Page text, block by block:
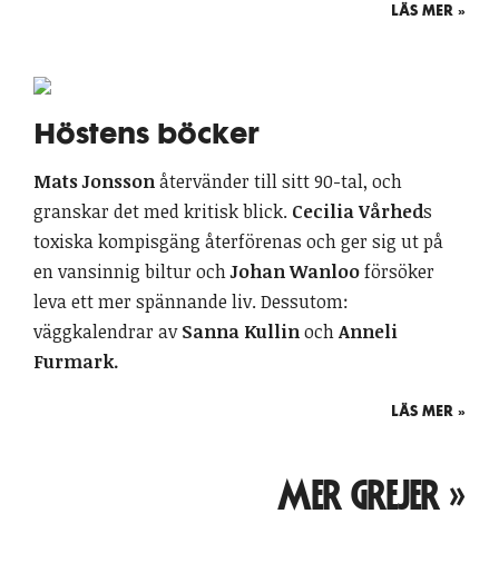
LÄS MER »
Höstens böcker
Mats Jonssonåtervänder till sitt 90-tal, och
granskar det med kritisk blick. Cecilia Vårheds
toxiska kompisgäng återförenas och ger sig ut på
en vansinnig biltur ochJohan Wanlooförsöker
leva ett mer spännande liv. Dessutom:
väggkalendrar avSanna KullinochAnneli
Furmark.
LÄS MER »
MER GREJER »